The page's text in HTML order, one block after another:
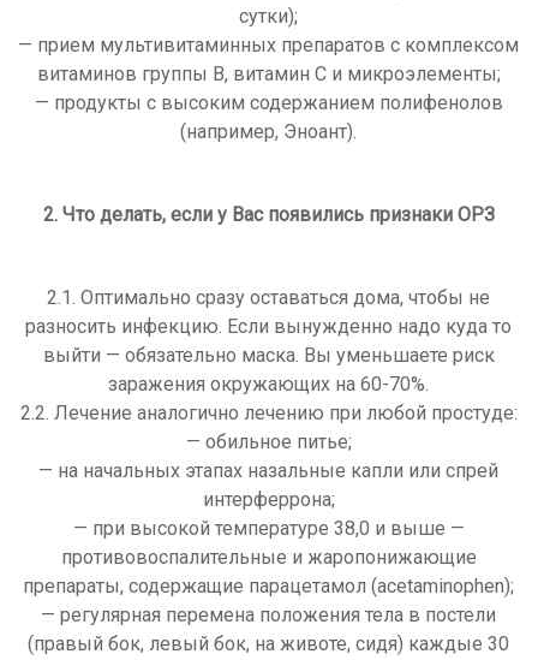
сутки);
— прием мультивитаминных препаратов с комплексом
витаминов группы В, витамин С и микроэлементы;
— продукты с высоким содержанием полифенолов
(например, Эноант).
2. Что делать, если у Вас появились признаки ОРЗ
2.1. Оптимально сразу оставаться дома, чтобы не
разносить инфекцию. Если вынужденно надо куда то
выйти — обязательно маска. Вы уменьшаете риск
заражения окружающих на 60-70%.
2.2. Лечение аналогично лечению при любой простуде:
— обильное питье;
— на начальных этапах назальные капли или спрей
интерферрона;
— при высокой температуре 38,0 и выше —
противовоспалительные и жаропонижающие
препараты, содержащие парацетамол (acetaminophen);
— регулярная перемена положения тела в постели
(правый бок, левый бок, на животе, сидя) каждые 30